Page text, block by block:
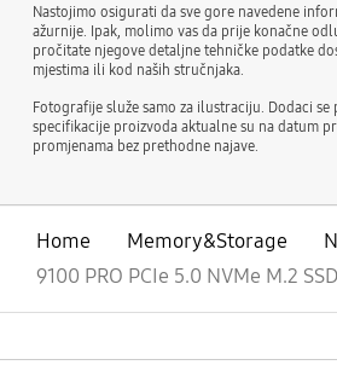
Nastojimo osigurati da sve gore navedene
ažurnije. Ipak, molimo vas da prije konačne
pročitate njegove detaljne tehničke podatke
mjestima ili kod naših stručnjaka.
Fotografije služe samo za ilustraciju. Dodaci se
specifikacije proizvoda aktualne su na datum
promjenama bez prethodne najave.
Home Memory&Storage
9100 PRO PCIe 5.0 NVMe M.2 SSD